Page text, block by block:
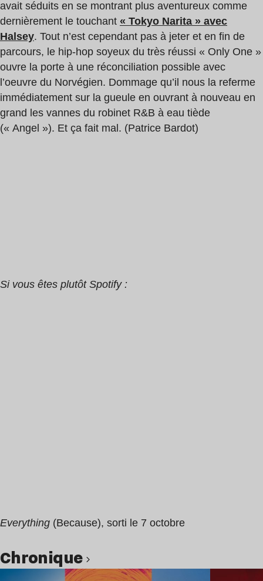
avait séduits en se montrant plus aventureux comme
dernièrement le touchant « Tokyo Narita » avec
Halsey. Tout n’est cependant pas à jeter et en fin de
parcours, le hip-hop soyeux du très réussi « Only One »
ouvre la porte à une réconciliation possible avec
l’oeuvre du Norvégien. Dommage qu’il nous la referme
immédiatement sur la gueule en ouvrant à nouveau en
grand les vannes du robinet R&B à eau tiède
(« Angel »). Et ça fait mal. (Patrice Bardot)
Si vous êtes plutôt Spotify :
Everything (Because), sorti le 7 octobre
chronique
Lire l’article